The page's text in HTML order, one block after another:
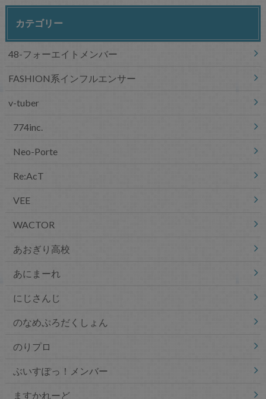
カテゴリー
48-フォーエイトメンバー
FASHION系インフルエンサー
v-tuber
774inc.
Neo-Porte
Re:AcT
VEE
WACTOR
あおぎり高校
あにまーれ
にじさんじ
のなめぷろだくしょん
のりプロ
ぶいすぽっ！メンバー
ますかれーど